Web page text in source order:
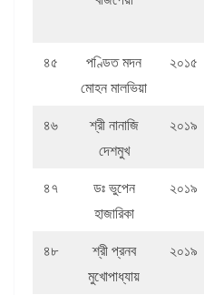
৪৫
পণ্ডিত মদন
মোহন মালভিয়া
২০১৫
৪৬
শ্রী নানাজি
দেশমুখ
২০১৯
৪৭
ডঃ ভুপেন
হাজারিকা
২০১৯
৪৮
শ্রী প্রনব
মুখোপাধ্যায়
২০১৯